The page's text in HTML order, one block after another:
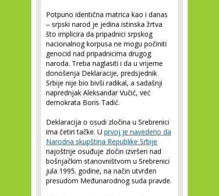
Potpuno identična matrica kao i danas
– srpski narod je jedina istinska žrtva
što implicira da pripadnici srpskog
nacionalnog korpusa ne mogu počiniti
genocid nad pripadnicima drugog
naroda. Treba naglasiti i da u vrijeme
donošenja Deklaracije, predsjednik
Srbije nije bio bivši radikal, a sadašnji
naprednjak Aleksandar Vučić, već
demokrata Boris Tadić.
Deklaracija o osudi zločina u Srebrenici
ima četiri tačke. U prvoj je navedeno da
Narodna skupština Republike Srbije
najoštrije osuđuje zločin izvršen nad
bošnjačkim stanovništvom u Srebrenici
jula 1995. godine, na način utvrđen
presudom Međunarodnog suda pravde.